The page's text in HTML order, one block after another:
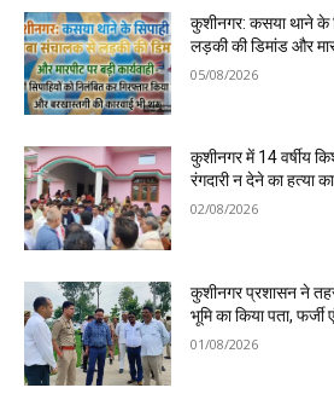
कुशीनगर: कसया थाने के
लड़की की डिमांड और
05/08/2026
कुशीनगर में 14 वर्षीय
रंगदारी न देने का हत्या
02/08/2026
कुशीनगर प्रशासन ने
भूमि का किया पता, फर्जी
01/08/2026